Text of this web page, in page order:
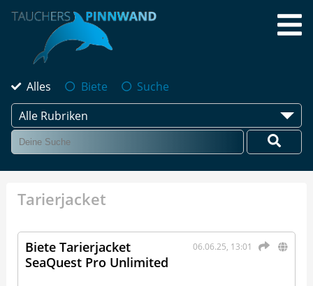
Alles Biete
Suche
Alle Rubriken
Tarierjacket
06.06.25, 13:01
Biete Tarierjacket
SeaQuest Pro Unlimited